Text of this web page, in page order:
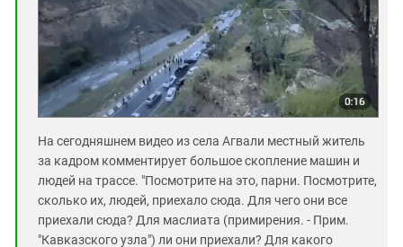
На сегодняшнем видео из села Агвали местный житель
за кадром комментирует большое скопление машин и
людей на трассе. "Посмотрите на это, парни. Посмотрите,
сколько их, людей, приехало сюда. Для чего они все
приехали сюда? Для маслиата (примирения. - Прим.
"Кавказского узла") ли они приехали? Для какого